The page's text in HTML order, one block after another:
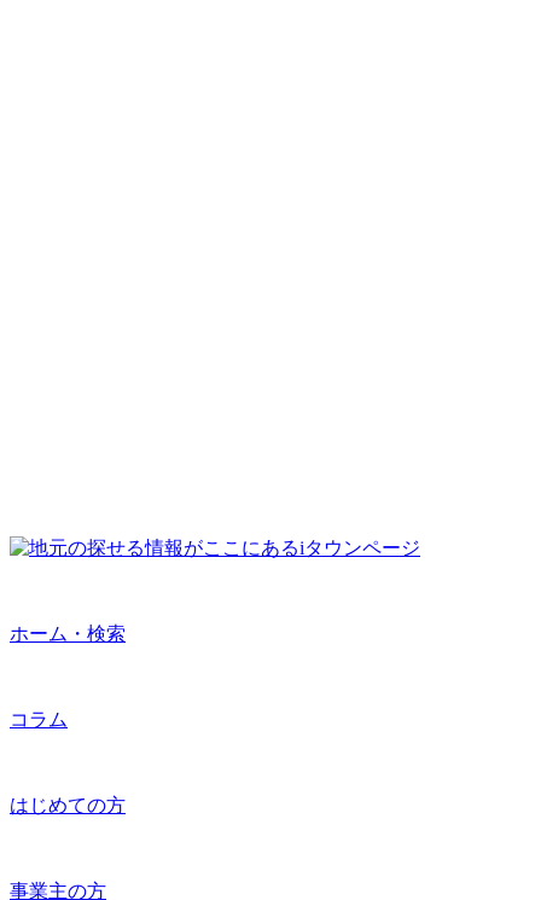
ホーム・検索
コラム
はじめての方
事業主の方